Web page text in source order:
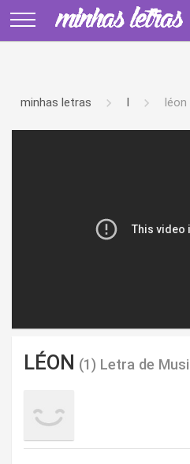
minhas letras l léon
LÉON (1) Letra de